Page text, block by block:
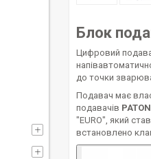
Блок
Цифровий
до точки
Подавач має
подавачів
"EURO", який
встановлено